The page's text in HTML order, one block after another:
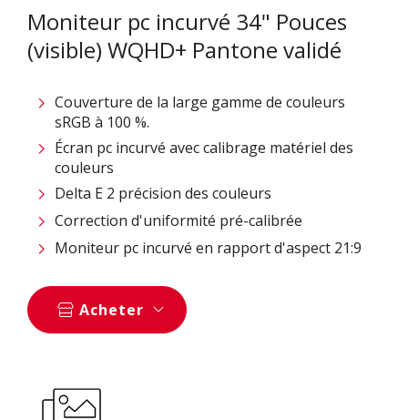
Moniteur pc incurvé 34" Pouces
(visible) WQHD+ Pantone validé
Couverture de la large gamme de couleurs
sRGB à 100 %.
Écran pc incurvé avec calibrage matériel des
couleurs
Delta E 2 précision des couleurs
Correction d'uniformité pré-calibrée
Moniteur pc incurvé en rapport d'aspect 21:9
Acheter